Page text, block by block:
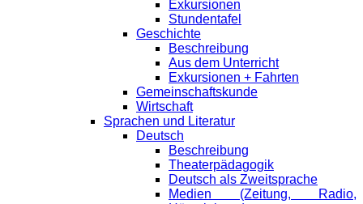
Exkursionen
Stundentafel
Geschichte
Beschreibung
Aus dem Unterricht
Exkursionen + Fahrten
Gemeinschaftskunde
Wirtschaft
Sprachen und Literatur
Deutsch
Beschreibung
Theaterpädagogik
Deutsch als Zweitsprache
Medien (Zeitung, Radio,